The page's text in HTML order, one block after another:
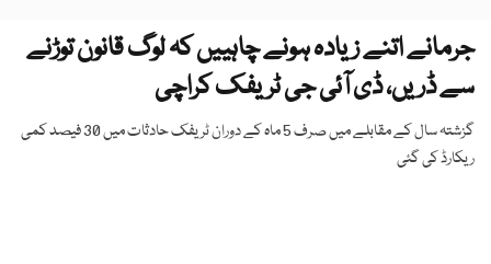
جرمانے اتنے زیادہ ہونے چاہییں کہ لوگ قانون توڑنے
سے ڈریں، ڈی آئی جی ٹریفک کراچی
گزشتہ سال کے مقابلے میں صرف 5 ماہ کے دوران ٹریفک حادثات میں 30 فیصد کمی
ریکارڈ کی گئی